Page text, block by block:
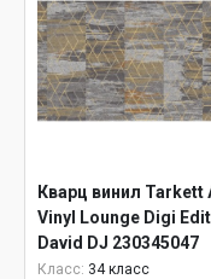
Кварц винил Tarkett
Vinyl Lounge Digi
David DJ 230345047
Класс: 34 класс